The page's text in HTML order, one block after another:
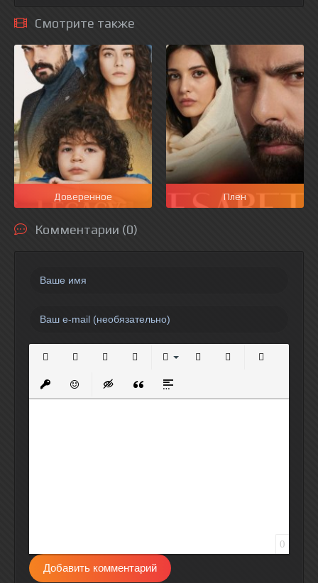
Смотрите также
Доверенное Плен
Комментарии (0)
Вставить защищенную ссылку
Вставить смайлик
Вставка скрытого текста
Вставка цитаты
Вставка спойлера
0
Добавить комментарий